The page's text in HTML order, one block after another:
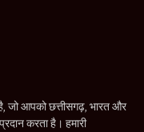
जो आपको छत्तीसगढ़, भारत और
करता है। हमारी